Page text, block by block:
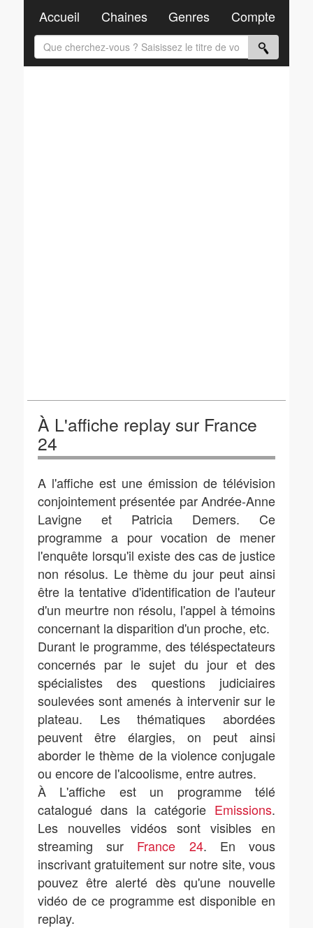
À L'affiche replay sur France
24
A l'affiche est une émission de télévision
conjointement présentée par Andrée-Anne
Lavigne et Patricia Demers. Ce
programme a pour vocation de mener
l'enquête lorsqu'il existe des cas de justice
non résolus. Le thème du jour peut ainsi
être la tentative d'identification de l'auteur
d'un meurtre non résolu, l'appel à témoins
concernant la disparition d'un proche, etc.
Durant le programme, des téléspectateurs
concernés par le sujet du jour et des
spécialistes des questions judiciaires
soulevées sont amenés à intervenir sur le
plateau. Les thématiques abordées
peuvent être élargies, on peut ainsi
aborder le thème de la violence conjugale
ou encore de l'alcoolisme, entre autres.
À L'affiche est un programme télé
catalogué dans la catégorie Emissions.
Les nouvelles vidéos sont visibles en
streaming sur France 24. En vous
inscrivant gratuitement sur notre site, vous
pouvez être alerté dès qu'une nouvelle
vidéo de ce programme est disponible en
replay.
Accueil Chaines Genres Compte